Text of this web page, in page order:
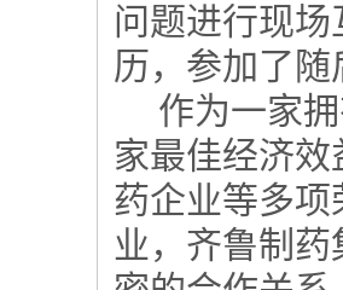
问题进行现
历，参加了
作为一家
家最佳经济
药企业等多
业，齐鲁制